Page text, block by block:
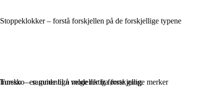
Stoppeklokker – forstå forskjellen på de forskjellige typene
Innesko – sammenlign modeller fra forskjellige merker
Tursko – en guide til å velge riktig første gang